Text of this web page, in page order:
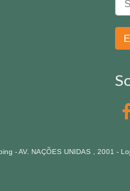
- AV. NAÇÕES UNIDAS , 2001 -